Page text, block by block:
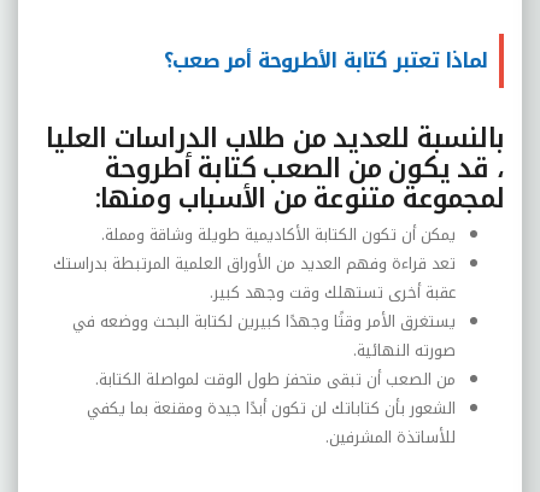
لماذا تعتبر كتابة الأطروحة أمر صعب؟
بالنسبة للعديد من طلاب الدراسات العليا
، قد يكون من الصعب كتابة أطروحة
لمجموعة متنوعة من الأسباب ومنها:
يمكن أن تكون الكتابة الأكاديمية طويلة وشاقة ومملة.
تعد قراءة وفهم العديد من الأوراق العلمية المرتبطة بدراستك
عقبة أخرى تستهلك وقت وجهد كبير.
يستغرق الأمر وقتًا وجهدًا كبيرين لكتابة البحث ووضعه في
صورته النهائية.
من الصعب أن تبقى متحفز طول الوقت لمواصلة الكتابة.
الشعور بأن كتاباتك لن تكون أبدًا جيدة ومقنعة بما يكفي
للأساتذة المشرفين.